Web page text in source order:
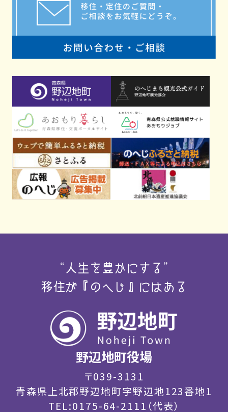
“人生を豊かにする”
移住が『のへじ』にはある
野辺地町役場
〒039-3131
青森県上北郡野辺地町字野辺地123番地1
TEL:0175-64-2111（代表）